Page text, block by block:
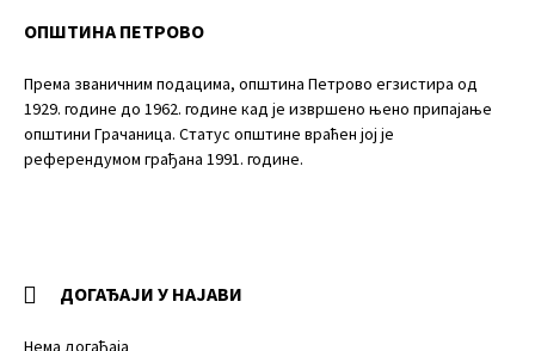
ОПШТИНА ПЕТРОВО
Према званичним подацима, општина Петрово егзистира од
1929. године до 1962. године кад је извршено њено припајање
општини Грачаница. Статус општине враћен јој је
референдумом грађана 1991. године.
ДОГАЂАЈИ У НАЈАВИ
Нема догађаја